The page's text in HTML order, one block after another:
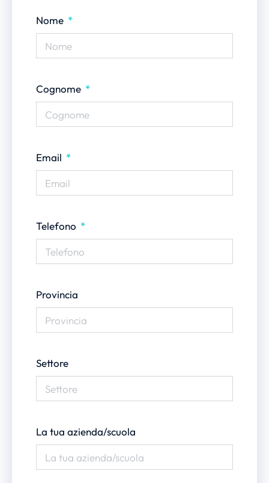
Nome
Cognome
Email
Telefono
Provincia
Settore
La tua azienda/scuola